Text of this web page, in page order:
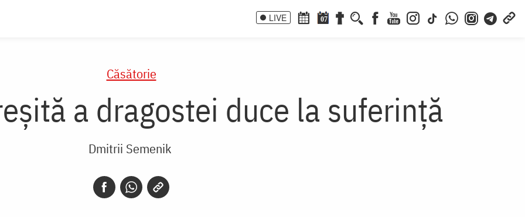
LIVE 07
Căsătorie
a dragostei duce la suferință
Dmitrii Semenik